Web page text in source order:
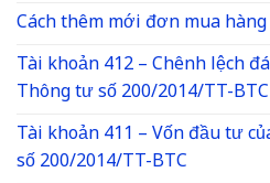
Cách thêm mới đơn mua
Tài khoản 412 – Chênh lệch
Thông tư số 200/2014/TT-BTC
Tài khoản 411 – Vốn đầu tư
số 200/2014/TT-BTC